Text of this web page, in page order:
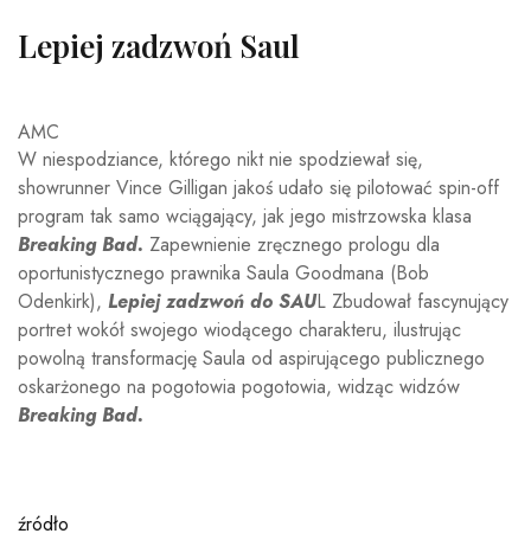
Lepiej zadzwoń Saul
AMC
W niespodziance, którego nikt nie spodziewał się,
showrunner Vince Gilligan jakoś udało się pilotować spin-off
program tak samo wciągający, jak jego mistrzowska klasa
Breaking Bad. Zapewnienie zręcznego prologu dla
oportunistycznego prawnika Saula Goodmana (Bob
Odenkirk), Lepiej zadzwoń do SAUL Zbudował fascynujący
portret wokół swojego wiodącego charakteru, ilustrując
powolną transformację Saula od aspirującego publicznego
oskarżonego na pogotowia pogotowia, widząc widzów
Breaking Bad.
źródło